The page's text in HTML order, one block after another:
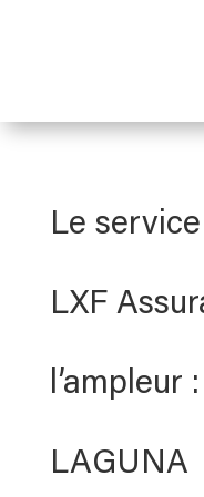
Le
LXF
l’ampleur
LAGUNA